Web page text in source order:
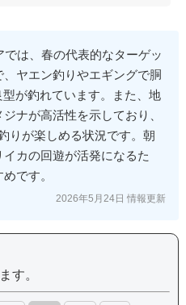
は、春の代表的なターゲッ
ヤエン釣りやエギングで胴
が釣れています。また、地
ナが高活性を示しており、
りが楽しめる状況です。朝
カの回遊が活発になるた
です。
2026年5月24日 情報更新
す。